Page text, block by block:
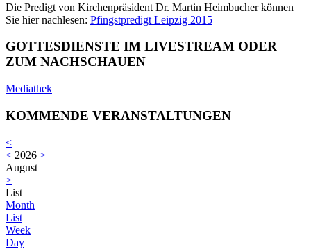
Die Predigt von Kirchenpräsident Dr. Martin Heimbucher können
Sie hier nachlesen: Pfingstpredigt Leipzig 2015
GOTTESDIENSTE IM LIVESTREAM ODER
ZUM NACHSCHAUEN
Mediathek
KOMMENDE VERANSTALTUNGEN
<
< 2026 >
August
>
List
Month
List
Week
Day